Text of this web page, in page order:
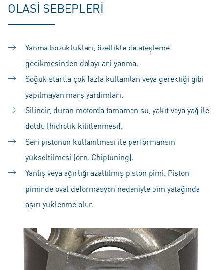
OLASI SEBEPLERI
Yanma bozuklukları, özellikle de ateşleme
gecikmesinden dolayı ani yanma.
Soğuk startta çok fazla kullanılan veya gerektiği gibi
yapılmayan marş yardımları.
Silindir, duran motorda tamamen su, yakıt veya yağ ile
doldu (hidrolik kilitlenmesi).
Seri pistonun kullanılması ile performansın
yükseltilmesi (örn. Chiptuning).
Yanlış veya ağırlığı azaltılmış piston pimi. Piston
piminde oval deformasyon nedeniyle pim yatağında
aşırı yüklenme olur.